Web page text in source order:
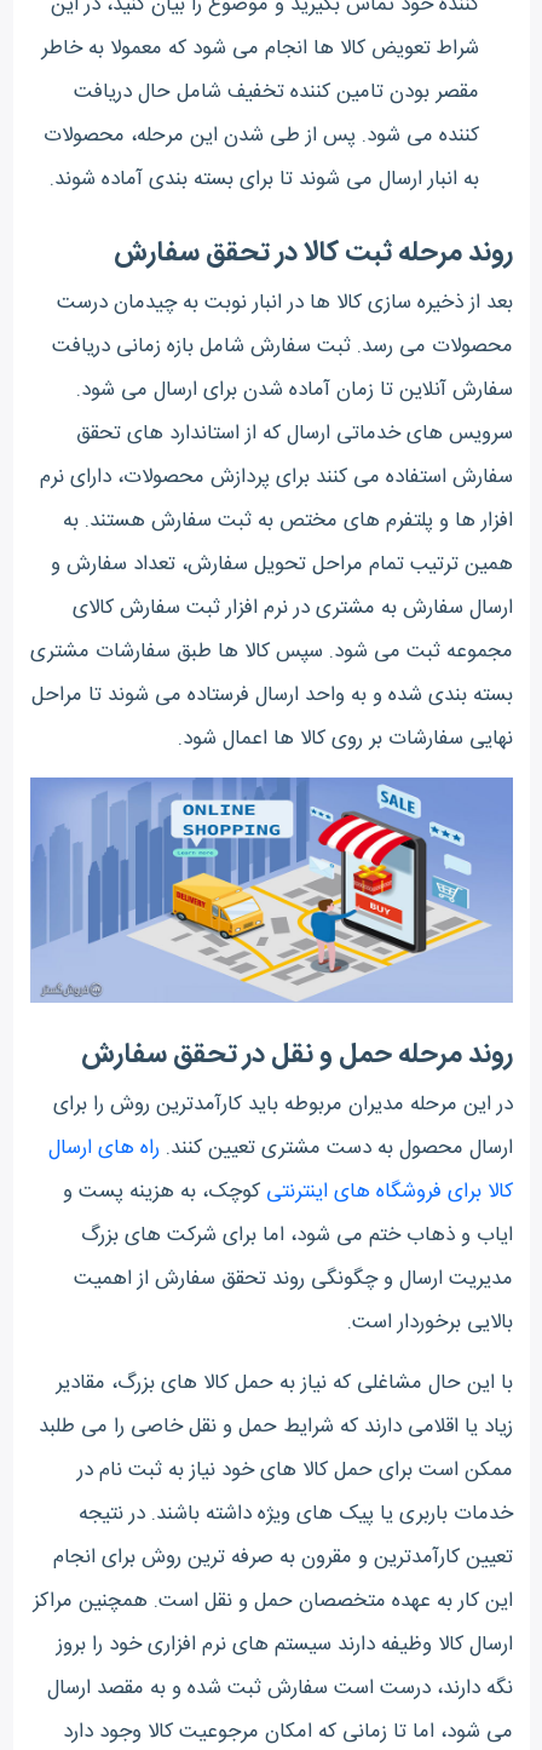
شراط تعویض کالا ها انجام می شود که معمولا به خاطر
مقصر بودن تامین کننده تخفیف شامل حال دریافت
کننده می شود. پس از طی شدن این مرحله، محصولات
به انبار ارسال می شوند تا برای بسته بندی آماده شوند.
روند مرحله ثبت کالا در تحقق سفارش
بعد از ذخیره سازی کالا ها در انبار نوبت به چیدمان درست
محصولات می رسد. ثبت سفارش شامل بازه زمانی دریافت
سفارش آنلاین تا زمان آماده شدن برای ارسال می شود.
سرویس های خدماتی ارسال که از استاندارد های تحقق
سفارش استفاده می کنند برای پردازش محصولات، دارای نرم
افزار ها و پلتفرم های مختص به ثبت سفارش هستند. به
همین ترتیب تمام مراحل تحویل سفارش، تعداد سفارش و
ارسال سفارش به مشتری در نرم افزار ثبت سفارش کالای
مجموعه ثبت می شود. سپس کالا ها طبق سفارشات مشتری
بسته بندی شده و به واحد ارسال فرستاده می شوند تا مراحل
نهایی سفارشات بر روی کالا ها اعمال شود.
روند مرحله حمل و نقل در تحقق سفارش
در این مرحله مدیران مربوطه باید کارآمدترین روش را برای
ارسال محصول به دست مشتری تعیین کنند. راه های ارسال
کالا برای فروشگاه های اینترنتی کوچک، به هزینه پست و
ایاب و ذهاب ختم می شود، اما برای شرکت های بزرگ
مدیریت ارسال و چگونگی روند تحقق سفارش از اهمیت
بالایی برخوردار است.
با این حال مشاغلی که نیاز به حمل کالا های بزرگ، مقادیر
زیاد یا اقلامی دارند که شرایط حمل و نقل خاصی را می طلبد
ممکن است برای حمل کالا های خود نیاز به ثبت نام در
خدمات باربری یا پیک های ویژه داشته باشند. در نتیجه
تعیین کارآمدترین و مقرون به صرفه ترین روش برای انجام
این کار به عهده متخصصان حمل و نقل است. همچنین مراکز
ارسال کالا وظیفه دارند سیستم های نرم افزاری خود را بروز
نگه دارند، درست است سفارش ثبت شده و به مقصد ارسال
می شود، اما تا زمانی که امکان مرجوعیت کالا وجود دارد